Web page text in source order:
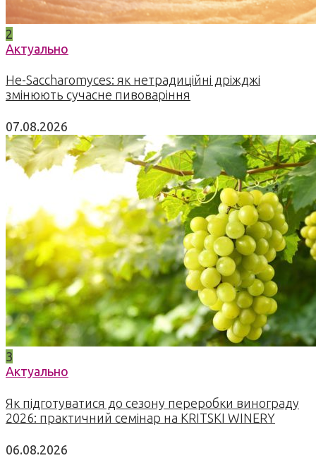
2
Актуально
Не-Saccharomyces: як нетрадиційні дріжджі
змінюють сучасне пивоваріння
07.08.2026
3
Актуально
Як підготуватися до сезону переробки винограду
2026: практичний семінар на KRITSKI WINERY
06.08.2026